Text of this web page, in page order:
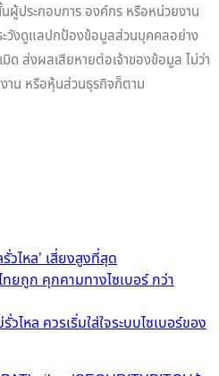
ผู้ประกอบการ องค์กร หรือหน่วยงาน
ะวังดูแลปกป้องข้อมูลส่วนบุคคลอย่าง
ด ส่งผลเสียหายต่อเจ้าของข้อมูล ไม่ว่า
าน หรือหุ้นส่วนธุรกิจก็ตาม
วไหล’ เสี่ยงสูงที่สุด
ยถูก คุกคามทางไซเบอร์ กว่า
ไหล ควรเริ่มใส่ใจระบบไซเบอร์ของ